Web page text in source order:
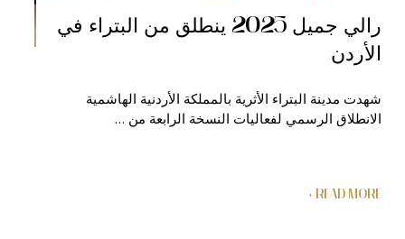
رالي جميل 2025 ينطلق من البتراء في
الأردن
شهدت مدينة البتراء الأثرية بالمملكة الأردنية الهاشمية
الانطلاق الرسمي لفعاليات النسخة الرابعة من …
READ MORE +